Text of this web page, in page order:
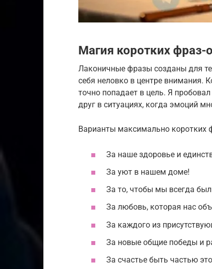
Магия коротких фраз-
Лаконичные фразы созданы для
себя неловко в центре внимания.
точно попадает в цель. Я
друг в ситуациях, когда эмоций
Варианты максимально коротких
За наше здоровье и
За уют в нашем доме!
За то, чтобы мы всегда
За любовь, которая нас
За каждого из
За новые общие победы и
За счастье быть частью